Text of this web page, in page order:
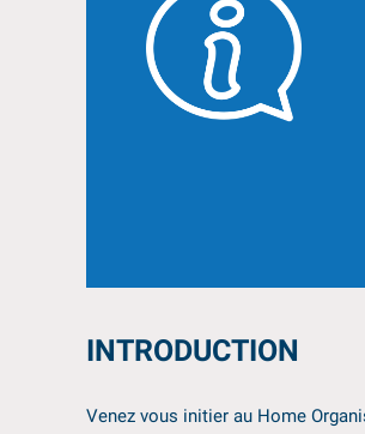
INTRODUCTION
Venez vous initier au Home